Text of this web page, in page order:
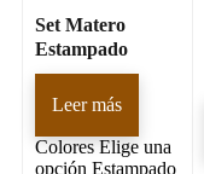
Set Matero
Estampado
Leer más
Colores Elige una
opción Estampado